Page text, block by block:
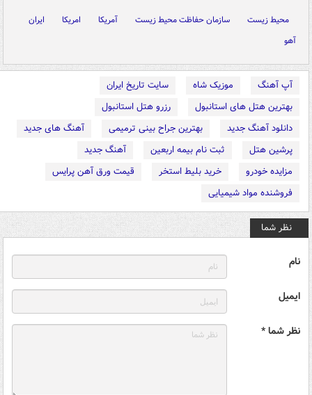
محیط زیست سازمان حفاظت محیط زیست آمریکا امریکا
ایران
آهو
آپ آهنگ موزیک شاه
سایت تاریخ ایران
بهترین هتل های استانبول
رزرو هتل استانبول
دانلود آهنگ جدید
بهترین جراح بینی ترمیمی
آهنگ های جدید
پرشین هتل
ثبت نام بیمه اربعین
آهنگ جدید
مزایده خودرو
خرید بلیط استخر
قیمت ورق آهن پرایس
فروشنده مواد شیمیایی
نظر شما
نام
ایمیل
نظر شما *